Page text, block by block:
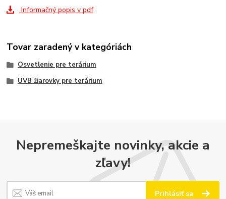
Informačný popis v pdf
Tovar zaradený v kategóriách
Osvetlenie pre terárium
UVB žiarovky pre terárium
Nepremeškajte novinky, akcie a
zľavy!
Prihlásiť sa